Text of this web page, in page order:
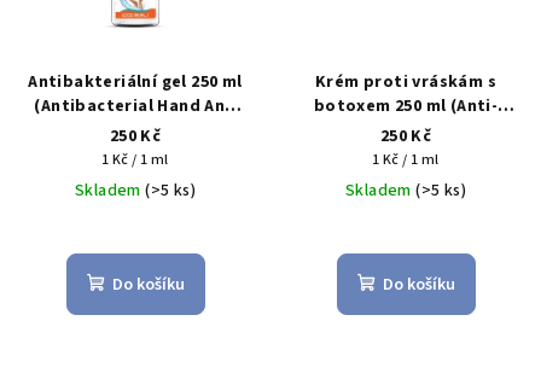
Antibakteriální gel 250 ml
(Antibacterial Hand And
Skin Sanitizer Gel)
250 Kč
Měrná
cena:
1 Kč / 1 ml
Skladem(>5 ks)
Do košíku
Krém proti vráskám s
botoxem 250 ml (Anti-
Wrinkle Botox Cream)
250 Kč
Měrná
cena:
1 Kč / 1 ml
Skladem(>5 ks)
Do košíku